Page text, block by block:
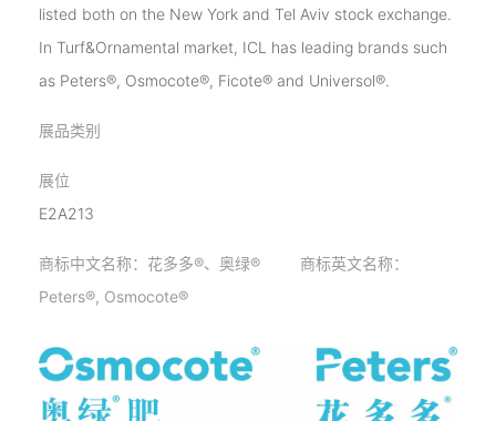
listed both on the New York and Tel Aviv stock exchange.
In Turf&Ornamental market, ICL has leading brands such
as Peters®, Osmocote®, Ficote® and Universol®.
展品类别
展位
E2A213
商标中文名称：花多多®、奥绿® 商标英文名称：
Peters®, Osmocote®